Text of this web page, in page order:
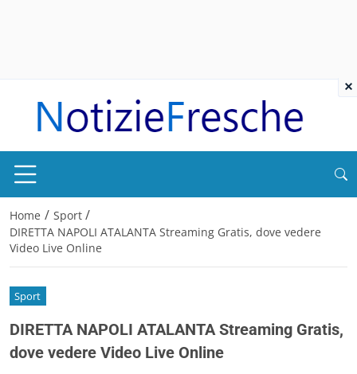
Home / Sport /
DIRETTA NAPOLI ATALANTA Streaming Gratis, dove vedere
Video Live Online
Sport
DIRETTA NAPOLI ATALANTA Streaming Gratis,
dove vedere Video Live Online
×